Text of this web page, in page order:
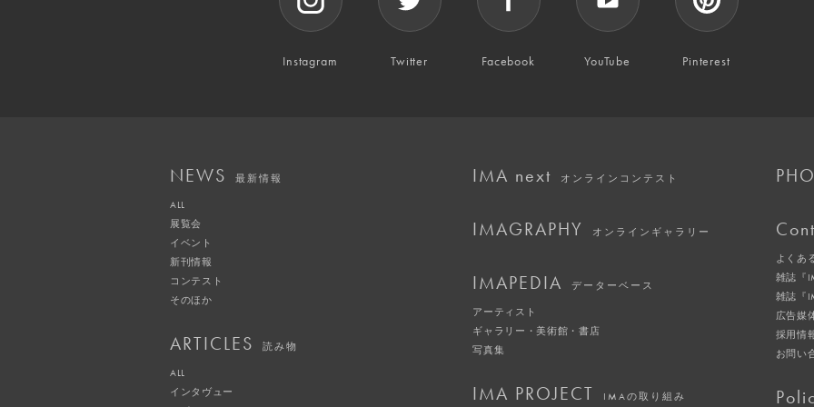
Instagram Twitter Facebook YouTube Pinterest
NEWS 最新情報
ALL
展覧会
イベント
新刊情報
コンテスト
そのほか
ARTICLES 読み物
ALL
インタヴュー
IMA next オンラインコンテスト
IMAGRAPHY オンラインギャラリー
IMAPEDIA データーベース
アーティスト
ギャラリー・美術館・書店
写真集
IMA PROJECT IMAの取り組み
よくあ
雑誌『
雑誌『
広告媒
採用情
お問い